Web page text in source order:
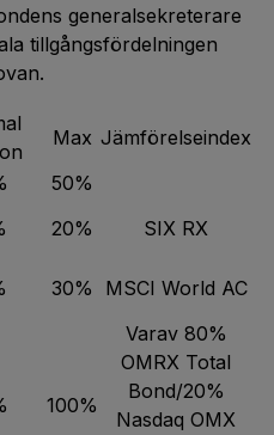
generalsekreterare
tillgångsfördelningen
Max Jämförelseindex
50%
20%
SIX RX
30% MSCI World AC
100%
Varav 80%
OMRX Total
Bond/20%
Nasdaq OMX